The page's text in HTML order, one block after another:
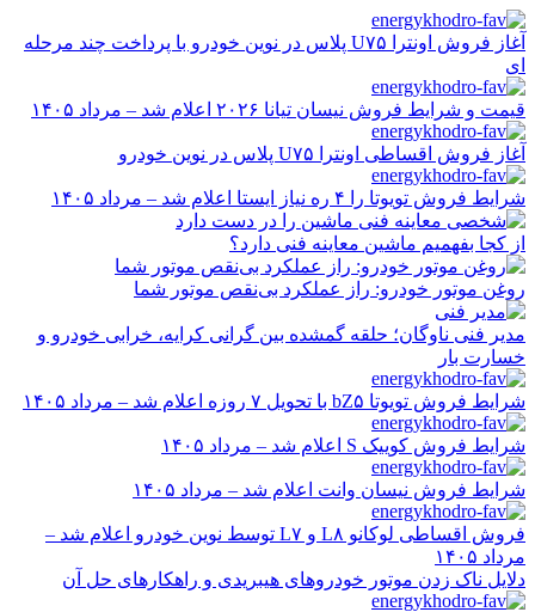
رفتن
به
محتوا
آغاز فروش اونترا U۷۵ پلاس در نوین خودرو با پرداخت چند مرحله
ای
قیمت و شرایط فروش نیسان تیانا ۲۰۲۶ اعلام شد – مرداد ۱۴۰۵
آغاز فروش اقساطی اونترا U۷۵ پلاس در نوین خودرو
شرایط فروش تویوتا را ۴ ره نیاز ایستا اعلام شد – مرداد ۱۴۰۵
از کجا بفهمیم ماشین معاینه فنی دارد؟
روغن موتور خودرو: راز عملکرد بی‌نقص موتور شما
مدیر فنی ناوگان؛ حلقه گمشده بین گرانی کرایه، خرابی خودرو و
خسارت بار
شرایط فروش تویوتا bZ۵ با تحویل ۷ روزه اعلام شد – مرداد ۱۴۰۵
شرایط فروش کوییک S اعلام شد – مرداد ۱۴۰۵
شرایط فروش نیسان وانت اعلام شد – مرداد ۱۴۰۵
فروش اقساطی لوکانو L۸ و L۷ توسط نوین خودرو اعلام شد –
مرداد ۱۴۰۵
دلایل ناک زدن موتور خودروهای هیبریدی و راهکارهای حل آن